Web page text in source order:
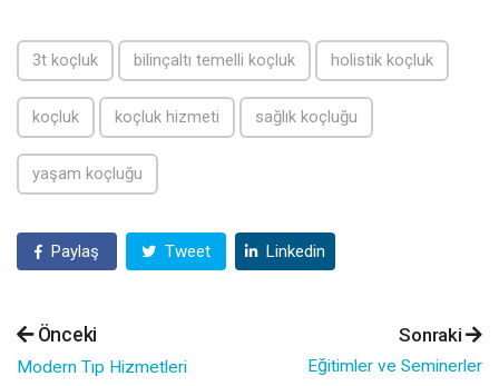
3t koçluk bilinçaltı temelli koçluk holistik koçluk
koçluk koçluk hizmeti sağlık koçluğu
yaşam koçluğu
Paylaş Tweet Linkedin
Önceki
Modern Tıp Hizmetleri
Sonraki
Eğitimler ve Seminerler